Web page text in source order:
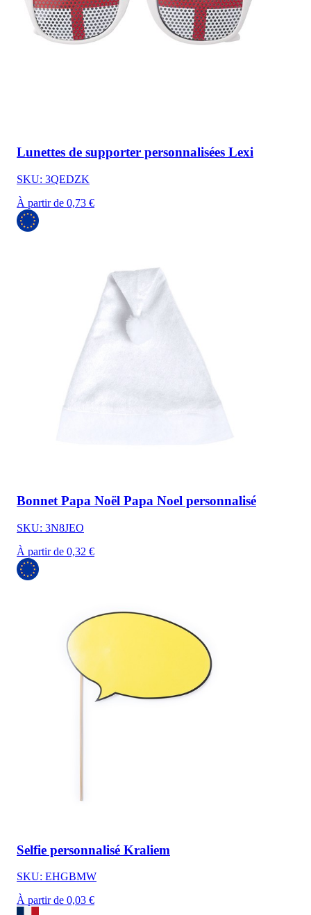
Lunettes de supporter personnalisées Lexi
SKU: 3QEDZK
À partir de 0,73 €
Bonnet Papa Noël Papa Noel personnalisé
SKU: 3N8JEO
À partir de 0,32 €
Selfie personnalisé Kraliem
SKU: EHGBMW
À partir de 0,03 €